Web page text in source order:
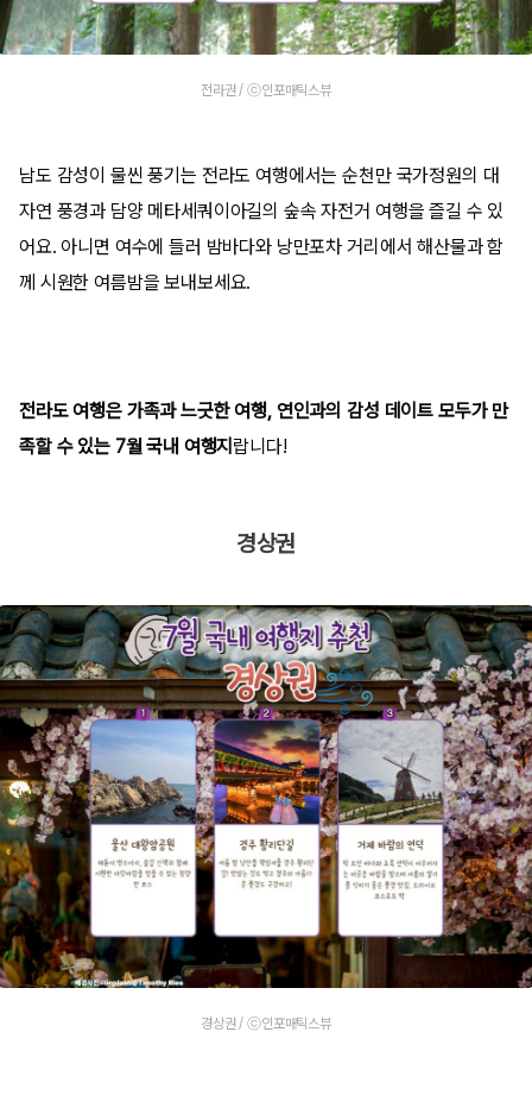
전라권 / ⓒ인포매틱스뷰
남도 감성이 물씬 풍기는 전라도 여행에서는 순천만 국가정원의 대
자연 풍경과 담양 메타세쿼이아길의 숲속 자전거 여행을 즐길 수 있
어요. 아니면 여수에 들러 밤바다와 낭만포차 거리에서 해산물과 함
께 시원한 여름밤을 보내보세요.
전라도 여행은 가족과 느긋한 여행, 연인과의 감성 데이트 모두가 만
족할 수 있는 7월 국내 여행지 랍니다!
경상권
경상권 / ⓒ인포매틱스뷰